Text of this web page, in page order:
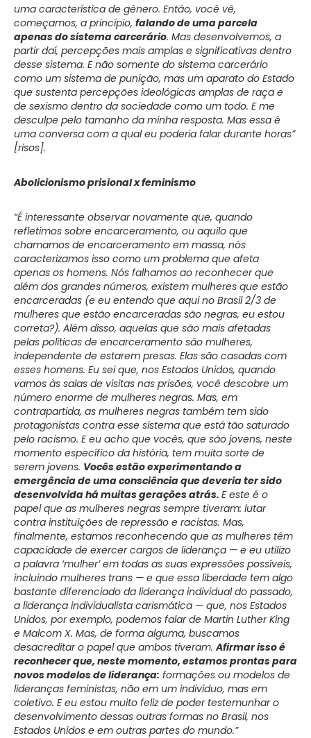
uma característica de gênero. Então, você vê,
começamos, a princípio, falando de uma parcela
apenas do sistema carcerário. Mas desenvolvemos, a
partir daí, percepções mais amplas e significativas dentro
desse sistema. E não somente do sistema carcerário
como um sistema de punição, mas um aparato do Estado
que sustenta percepções ideológicas amplas de raça e
de sexismo dentro da sociedade como um todo. E me
desculpe pelo tamanho da minha resposta. Mas essa é
uma conversa com a qual eu poderia falar durante horas”
[risos].
Abolicionismo prisional x feminismo
“É interessante observar novamente que, quando
refletimos sobre encarceramento, ou aquilo que
chamamos de encarceramento em massa, nós
caracterizamos isso como um problema que afeta
apenas os homens. Nós falhamos ao reconhecer que
além dos grandes números, existem mulheres que estão
encarceradas (e eu entendo que aqui no Brasil 2/3 de
mulheres que estão encarceradas são negras, eu estou
correta?). Além disso, aquelas que são mais afetadas
pelas políticas de encarceramento são mulheres,
independente de estarem presas. Elas são casadas com
esses homens. Eu sei que, nos Estados Unidos, quando
vamos às salas de visitas nas prisões, você descobre um
número enorme de mulheres negras. Mas, em
contrapartida, as mulheres negras também tem sido
protagonistas contra esse sistema que está tão saturado
pelo racismo. E eu acho que vocês, que são jovens, neste
momento específico da história, tem muita sorte de
serem jovens. Vocês estão experimentando a
emergência de uma consciência que deveria ter sido
desenvolvida há muitas gerações atrás. E este é o
papel que as mulheres negras sempre tiveram: lutar
contra instituições de repressão e racistas. Mas,
finalmente, estamos reconhecendo que as mulheres têm
capacidade de exercer cargos de liderança — e eu utilizo
a palavra ‘mulher’ em todas as suas expressões possíveis,
incluindo mulheres trans — e que essa liberdade tem algo
bastante diferenciado da liderança individual do passado,
a liderança individualista carismática — que, nos Estados
Unidos, por exemplo, podemos falar de Martin Luther King
e Malcom X. Mas, de forma alguma, buscamos
desacreditar o papel que ambos tiveram.Afirmar isso é
reconhecer que, neste momento, estamos prontas para
novos modelos de liderança: formações ou modelos de
lideranças feministas, não em um indivíduo, mas em
coletivo. E eu estou muito feliz de poder testemunhar o
desenvolvimento dessas outras formas no Brasil, nos
Estados Unidos e em outras partes do mundo.”